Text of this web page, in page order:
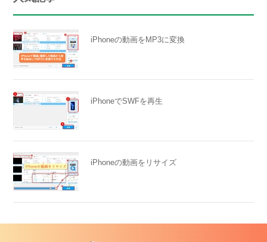
iPhoneの動画をMP3に変換
iPhoneでSWFを再生
iPhoneの動画をリサイズ